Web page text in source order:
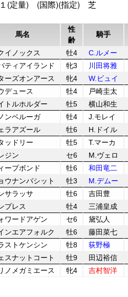
１(定量) (国際)(指定) 芝
馬名
性
齢
騎手
イノックス 牡4
C.ルメー
ティアイランド 牝3
川田将雅
ーズオンアース 牝4
W.ビュイ
デュース 牡4
戸崎圭太
トルホルダー 牡5
横山和生
ンベルーガ 牡4
J.モレイ
ラアズール 牡6
H.ドイル
ッドリー 牡5
T.マーカ
ジン セ6
M.ヴェロ
ープボンド 牡6
和田竜二
ウナンバシット 牡3
M.デムー
サラッサ 牡6
吉田豊
プレス 牡4
三浦皇成
ワードアゲン セ6
黛弘人
ンエアフォルク 牡6
藤田菜七
ストケンシン 牡8
荻野極
スナットコート 牡9
田辺裕信
ノメガミエース 牝4 吉村智洋